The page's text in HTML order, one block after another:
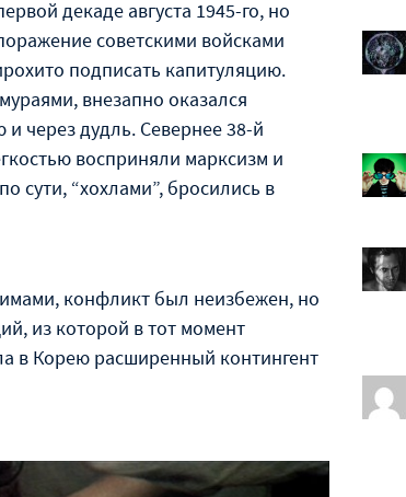
декаде августа 1945-го, но
советскими войсками
подписать капитуляцию.
внезапно оказался
и через дудль. Севернее 38-й
восприняли марксизм и
сути, “хохлами”, бросились в
конфликт был неизбежен, но
из которой в тот момент
в Корею расширенный контингент